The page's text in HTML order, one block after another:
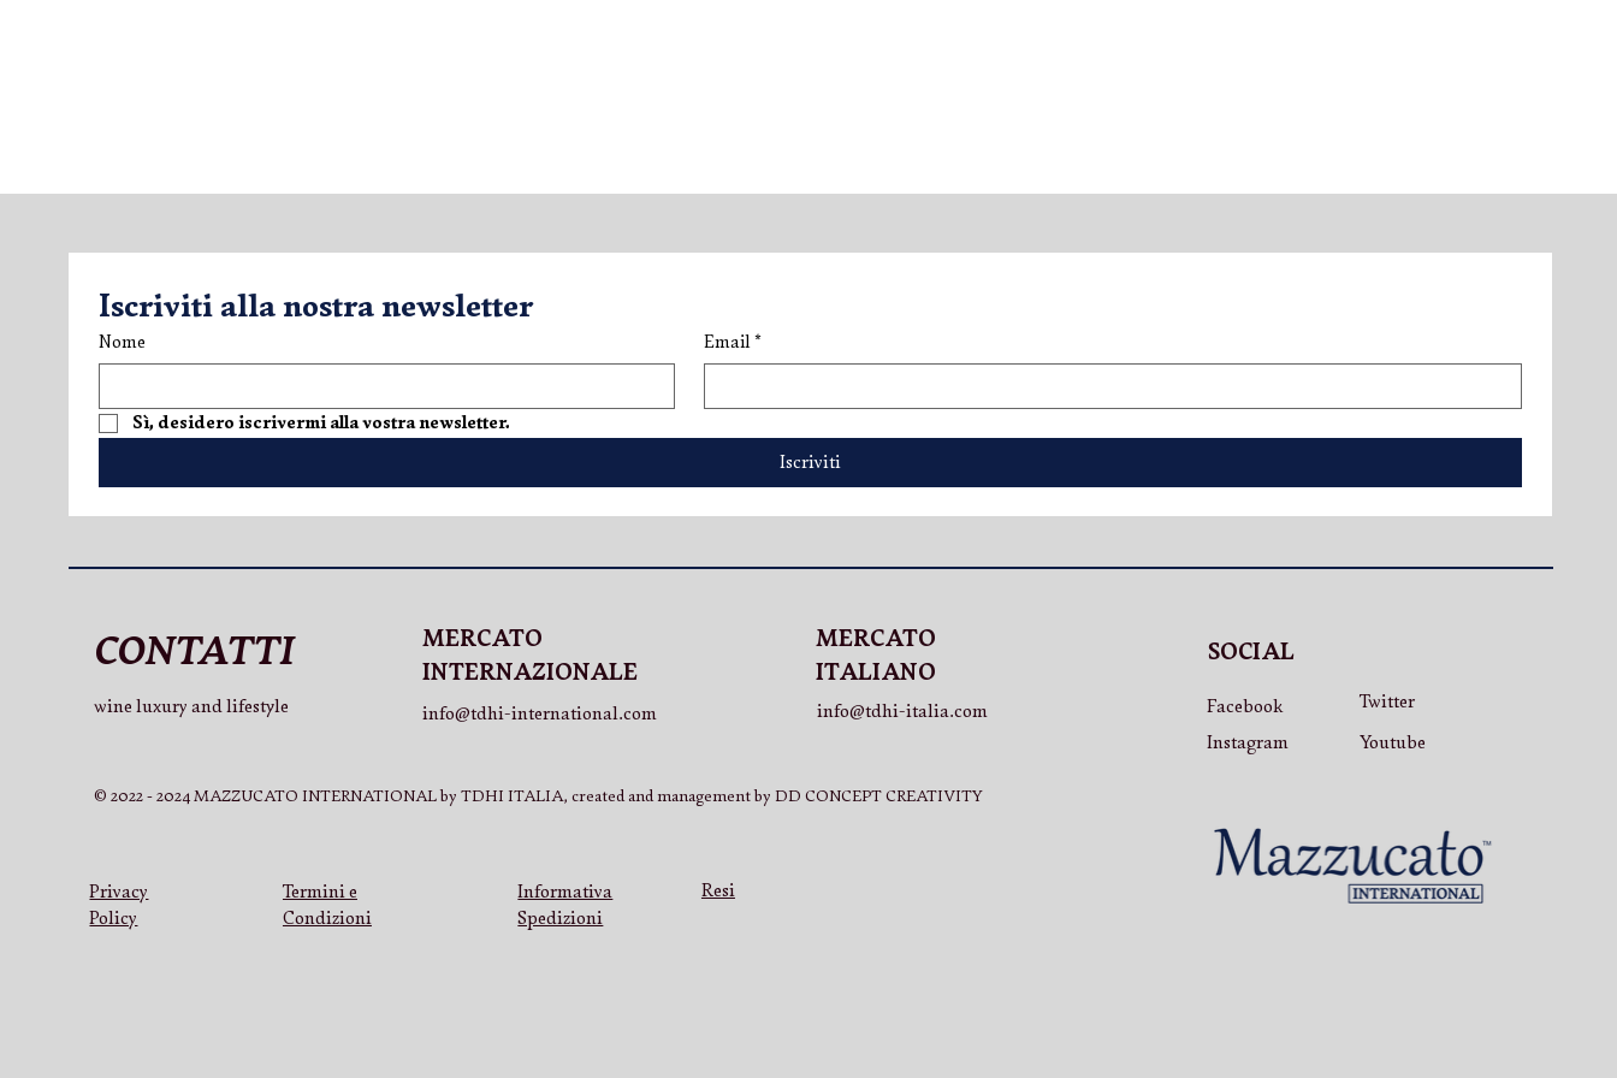
Una scoperta estiva nel
mondo Mazzucato
V.LO Superior: una nuova
espressione di eleganza
M Services: il vino perfetto
per ogni occasione
Iscriviti alla nostra newsletter
Nome Email *
Sì, desidero iscrivermi alla vostra newsletter.
Iscriviti
CONTATTI
wine luxury and lifestyle
MERCATO
INTERNAZIONALE
info@tdhi-international.com
MERCATO
ITALIANO
info@tdhi-italia.com
© 2022 - 2024 MAZZUCATO INTERNATIONAL by TDHI ITALIA, created and management by DD CONCEPT CREATIVITY
Privacy
Policy
Termini e
Condizioni
Informativa
Spedizioni
Resi
SOCIAL
Facebook
Twitter
Instagram
Youtube